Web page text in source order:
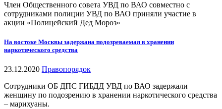
Член Общественного совета УВД по ВАО совместно с
сотрудниками полиции УВД по ВАО приняли участие в
акции «Полицейский Дед Мороз»
На востоке Москвы задержана подозреваемая в хранении
наркотического средства
23.12.2020 Правопорядок
Сотрудники ОБ ДПС ГИБДД УВД по ВАО задержали
женщину по подозрению в хранении наркотического средства
– марихуаны.